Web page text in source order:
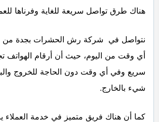
هناك طرق تواصل سريعة للغاية وفرناها
نتواصل في شركة رش الحشرات بجدة من
أي وقت من اليوم، حيث أن أرقام الهواتف
سريع وفي أي وقت دون الحاجة للخروج
شيء بالخارج.
كما أن هناك فريق متميز في خدمة